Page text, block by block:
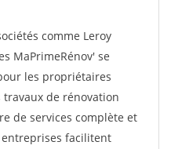
comme Leroy
MaPrimeRénov' se
les propriétaires
de rénovation
de services complète et
facilitent